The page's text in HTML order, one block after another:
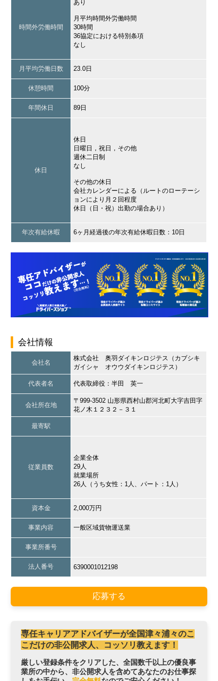
時間外労働時間
あり
月平均時間外労働時間
30時間
36協定における特別条項
なし
月平均労働日数 23.0日
休憩時間 100分
年間休日 89日
休日
休日
日曜日，祝日，その他
週休二日制
なし
その他の休日
会社カレンダーによる（ルートのローテーシ
ョンにより月２回程度
休日（日・祝）出勤の場合あり）
年次有給休暇 6ヶ月経過後の年次有給休暇日数：10日
会社情報
会社名
株式会社 奥羽ダイキンロジテス（カブシキ
ガイシャ オウウダイキンロジテス）
代表者名 代表取締役：半田 英一
会社所在地
〒999-3502 山形県西村山郡河北町大字吉田字
花ノ木１２３２－３１
最寄駅
従業員数
企業全体
29人
就業場所
26人（うち女性：1人、パート：1人）
資本金 2,000万円
事業内容 一般区域貨物運送業
事業所番号
法人番号 6390001012198
応募する
専任キャリアアドバイザーが全国津々浦々のこ
こだけの非公開求人、コッソリ教えます！
厳しい登録条件をクリアした、全国数千以上の優良事
業所の中から、非公開求人を含めてあなたのお仕事探